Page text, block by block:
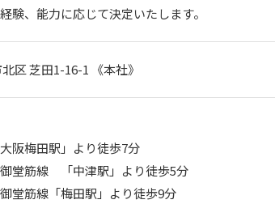
験、能力に応じて決定いたします。
区 芝田1-16-1 《本社》
阪梅田駅」より徒歩7分
堂筋線　「中津駅」より徒歩5分
堂筋線「梅田駅」より徒歩9分